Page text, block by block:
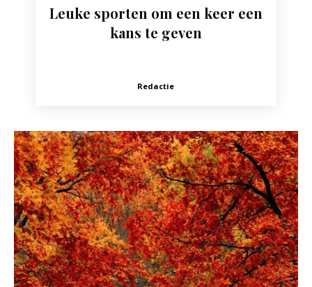
Leuke sporten om een keer een
kans te geven
Redactie